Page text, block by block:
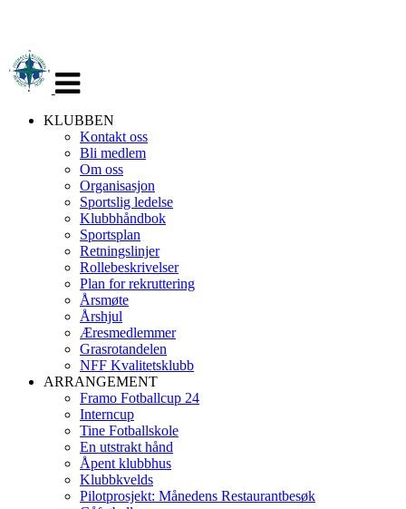
navigasjon
KLUBBEN
Kontakt oss
Bli medlem
Om oss
Organisasjon
Sportslig ledelse
Klubbhåndbok
Sportsplan
Retningslinjer
Rollebeskrivelser
Plan for rekruttering
Årsmøte
Årshjul
Æresmedlemmer
Grasrotandelen
NFF Kvalitetsklubb
ARRANGEMENT
Framo Fotballcup 24
Interncup
Tine Fotballskole
En utstrakt hånd
Åpent klubbhus
Klubbkvelds
Pilotprosjekt: Månedens Restaurantbesøk